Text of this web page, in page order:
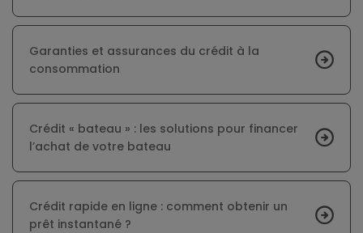
Garanties et assurances du crédit à la
consommation
Crédit « bateau » : les solutions pour financer
l’achat de votre bateau
Crédit rapide en ligne : comment obtenir un
prêt instantané ?